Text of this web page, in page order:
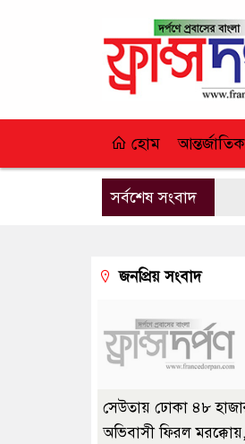
হোম আন্তর্জাতিক
সর্বশেষ সংবাদ
জনপ্রিয় সংবাদ
সেউতায় ঢোকা ৪৮
অভিবাসী ফিরল মরক্কোয়,